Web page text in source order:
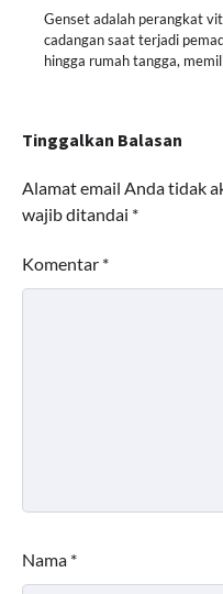
Genset adalah perangkat
cadangan saat terjadi
hingga rumah tangga,
Tinggalkan Balasan
Alamat email Anda tidak
wajib ditandai *
Komentar *
Nama *